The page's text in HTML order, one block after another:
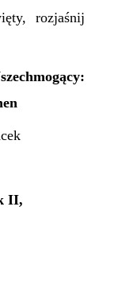
rozjaśnij
II,